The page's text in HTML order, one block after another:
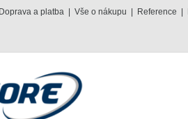
Doprava a platba Vše o nákupu Reference